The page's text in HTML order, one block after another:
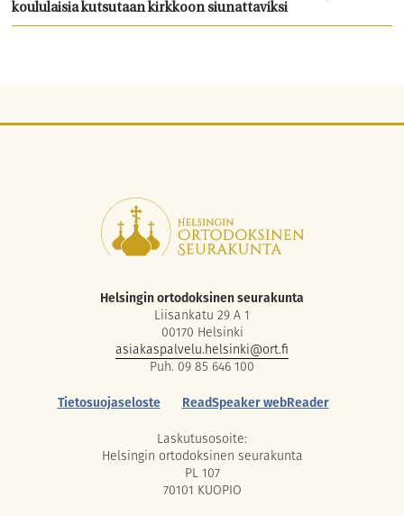
koululaisia kutsutaan kirkkoon siunattaviksi
Helsingin ortodoksinen seurakunta
Liisankatu 29 A 1
00170 Helsinki
asiakaspalvelu.helsinki@ort.fi
Puh. 09 85 646 100
Tietosuojaseloste
ReadSpeaker webReader
Laskutusosoite:
Helsingin ortodoksinen seurakunta
PL 107
70101 KUOPIO